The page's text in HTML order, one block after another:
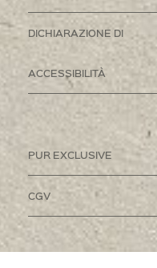
DICHIARAZIONE DI
ACCESSIBILITÀ
PUR EXCLUSIVE
CGV